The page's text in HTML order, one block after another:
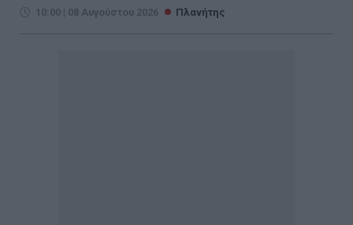
10:00 | 08 Αυγούστου 2026 Πλανήτης